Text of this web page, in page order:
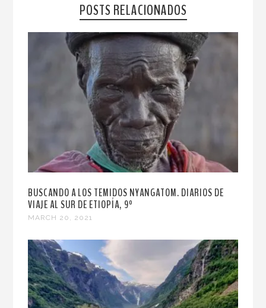
POSTS RELACIONADOS
BUSCANDO A LOS TEMIDOS NYANGATOM. DIARIOS DE
VIAJE AL SUR DE ETIOPÍA, 9º
MARCH 20, 2021